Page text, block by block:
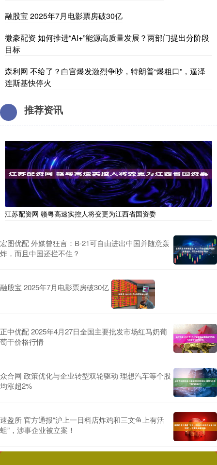
融股宝 2025年7月电影票房破30亿
微豪配资 如何推进“AI+”能源高质量发展？两部门提出分阶段
目标
森利网 不给了？白宫爆发激烈争吵，特朗普“爆粗口”，逼泽
连斯基快停火
推荐资讯
江苏配资网 赣粤高速实控人将变更为江西省国资委
宏图优配 外媒曾狂言：B-21可自由进出中国并随意轰
炸，而且中国还拦不住？
融股宝 2025年7月电影票房破30亿
正中优配 2025年4月27日全国主要批发市场红马奶葡
萄干价格行情
众合网 政策优化与企业转型双轮驱动 理想汽车等个股
均涨超2%
速盈所 官方通报“沪上一日料店炸鸡和三文鱼上有活
蛆”，涉事企业被立案！